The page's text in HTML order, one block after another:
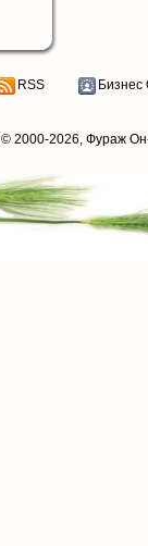
RSS Бизнес
© 2000-2026, Фураж